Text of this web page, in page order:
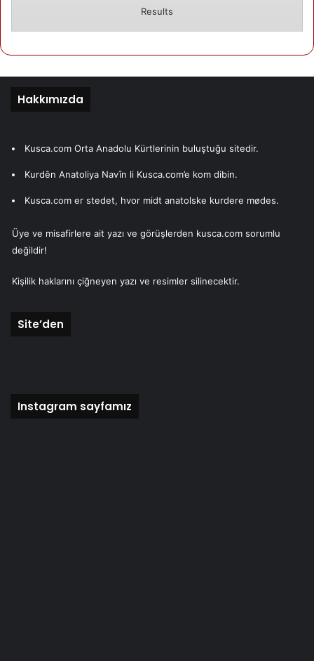
Results
Hakkımızda
Kusca.com Orta Anadolu Kürtlerinin buluştuğu sitedir.
Kurdên Anatoliya Navîn li Kusca.com’e kom dibin.
Kusca.com er stedet, hvor midt anatolske kurdere mødes.
Üye ve misafirlere ait yazı ve görüşlerden kusca.com sorumlu
değildir!
Kişilik haklarını çiğneyen yazı ve resimler silinecektir.
Site’den
Instagram sayfamız